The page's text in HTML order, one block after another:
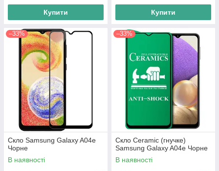
Купити Купити
–33%
Скло Samsung Galaxy A04e
Чорне
В наявності
–33%
Скло Ceramic (гнучке)
Samsung Galaxy A04e Чорне
В наявності